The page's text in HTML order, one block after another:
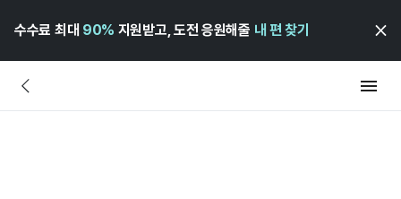
수수료 최대 90% 지원받고, 도전 응원해줄 내 편 찾기